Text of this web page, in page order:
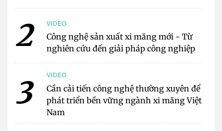
2 VIDEO
Công nghệ sản xuất xi măng mới - Từ
nghiên cứu đến giải pháp công nghiệp
3 VIDEO
Cần cải tiến công nghệ thường xuyên để
phát triển bền vững ngành xi măng Việt
Nam